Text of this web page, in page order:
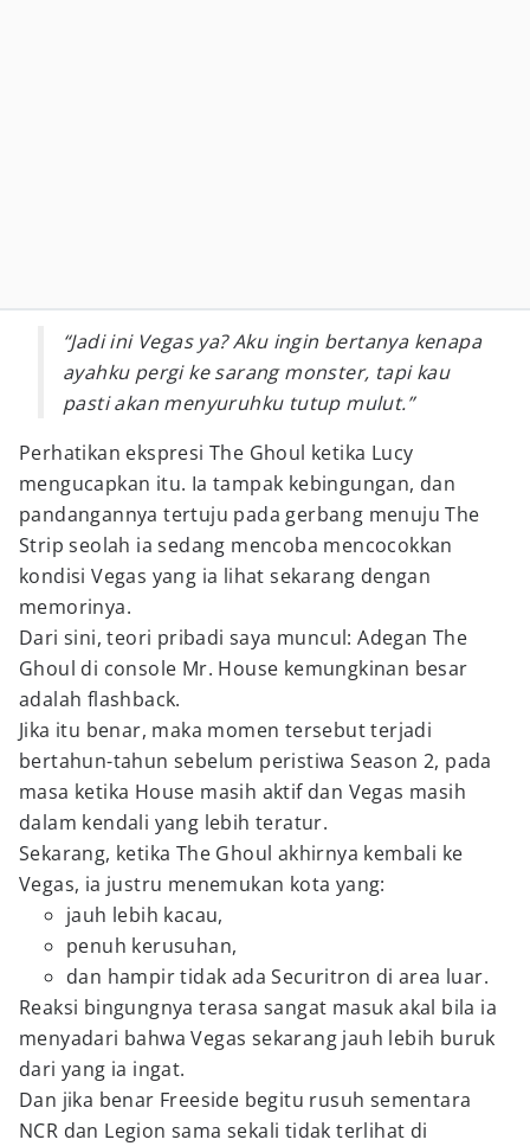
“Jadi ini Vegas ya? Aku ingin bertanya kenapa
ayahku pergi ke sarang monster, tapi kau
pasti akan menyuruhku tutup mulut.”
Perhatikan ekspresi The Ghoul ketika Lucy
mengucapkan itu. Ia tampak kebingungan, dan
pandangannya tertuju pada gerbang menuju The
Strip seolah ia sedang mencoba mencocokkan
kondisi Vegas yang ia lihat sekarang dengan
memorinya.
Dari sini, teori pribadi saya muncul: Adegan The
Ghoul di console Mr. House kemungkinan besar
adalah flashback.
Jika itu benar, maka momen tersebut terjadi
bertahun-tahun sebelum peristiwa Season 2, pada
masa ketika House masih aktif dan Vegas masih
dalam kendali yang lebih teratur.
Sekarang, ketika The Ghoul akhirnya kembali ke
Vegas, ia justru menemukan kota yang:
jauh lebih kacau,
penuh kerusuhan,
dan hampir tidak ada Securitron di area luar.
Reaksi bingungnya terasa sangat masuk akal bila ia
menyadari bahwa Vegas sekarang jauh lebih buruk
dari yang ia ingat.
Dan jika benar Freeside begitu rusuh sementara
NCR dan Legion sama sekali tidak terlihat di